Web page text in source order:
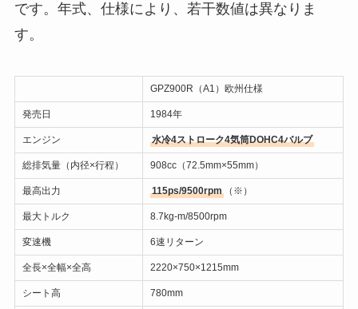
です。年式、仕様により、若干数値は異なりま
す。
GPZ900R（A1）欧州仕様
発売日 1984年
エンジン 水冷4ストローク4気筒DOHC4バルブ
総排気量（内径×行程） 908cc（72.5mm×55mm）
最高出力 115ps/9500rpm（※）
最大トルク 8.7kg-m/8500rpm
変速機 6速リターン
全長×全幅×全高 2220×750×1215mm
シート高 780mm